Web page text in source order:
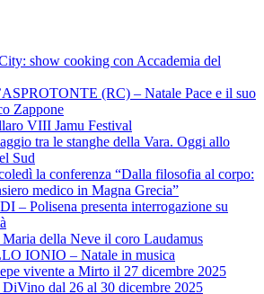
show cooking con Accademia del
(RC) – Natale Pace e il suo
Zappone
VIII Jamu Festival
tra le stanghe della Vara. Oggi allo
Sud
la conferenza “Dalla filosofia al corpo:
medico in Magna Grecia”
– Polisena presenta interrogazione su
della Neve il coro Laudamus
IONIO – Natale in musica
vivente a Mirto il 27 dicembre 2025
dal 26 al 30 dicembre 2025